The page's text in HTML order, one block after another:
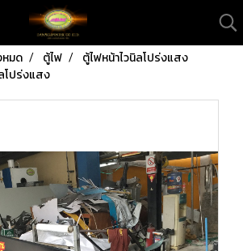
มด ตู้ไฟ
ตู้ไฟหน้าไวนิลโปร่งแสง
โปร่งแสง